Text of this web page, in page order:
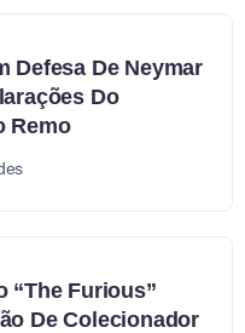
Defesa De Neymar
Do
Remo
“The Furious”
De Colecionador